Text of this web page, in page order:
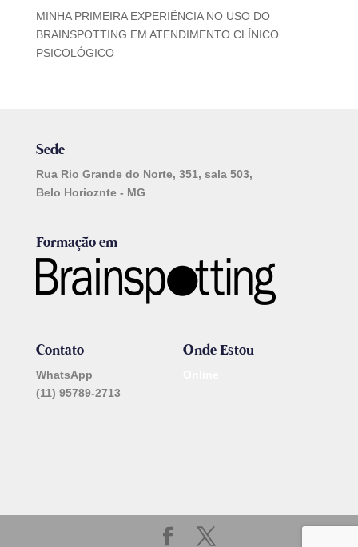
MINHA PRIMEIRA EXPERIÊNCIA NO USO DO
BRAINSPOTTING EM ATENDIMENTO CLÍNICO
PSICOLÓGICO
Sede
Rua Rio Grande do Norte, 351, sala 503,
Belo Horioznte - MG
Formação em
Contato
WhatsApp
(11) 95789-2713
Onde Estou